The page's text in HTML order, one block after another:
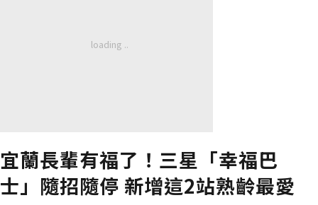
宜蘭長輩有福了！三星「幸福巴
士」隨招隨停 新增這2站熟齡最愛